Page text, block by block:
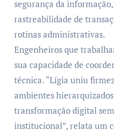
segurança da
rastreabilidade de
rotinas administrativas.
Engenheiros que
sua capacidade de
técnica. “Lígia uniu
ambientes
transformação digital
institucional”, relata um